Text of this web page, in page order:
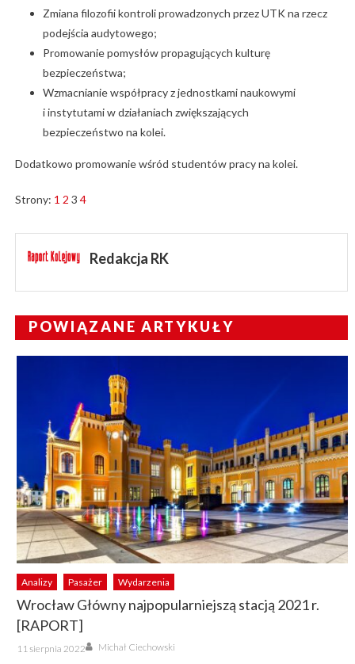
Zmiana filozofii kontroli prowadzonych przez UTK na rzecz
podejścia audytowego;
Promowanie pomysłów propagujących kulturę
bezpieczeństwa;
Wzmacnianie współpracy z jednostkami naukowymi
i instytutami w działaniach zwiększających
bezpieczeństwo na kolei.
Dodatkowo promowanie wśród studentów pracy na kolei.
Strony: 1 2 3 4
Redakcja RK
POWIĄZANE ARTYKUŁY
Analizy Pasażer Wydarzenia
Wrocław Główny najpopularniejszą stacją 2021 r.
[RAPORT]
Posted
on
11 sierpnia 2022 Author
Michał Ciechowski